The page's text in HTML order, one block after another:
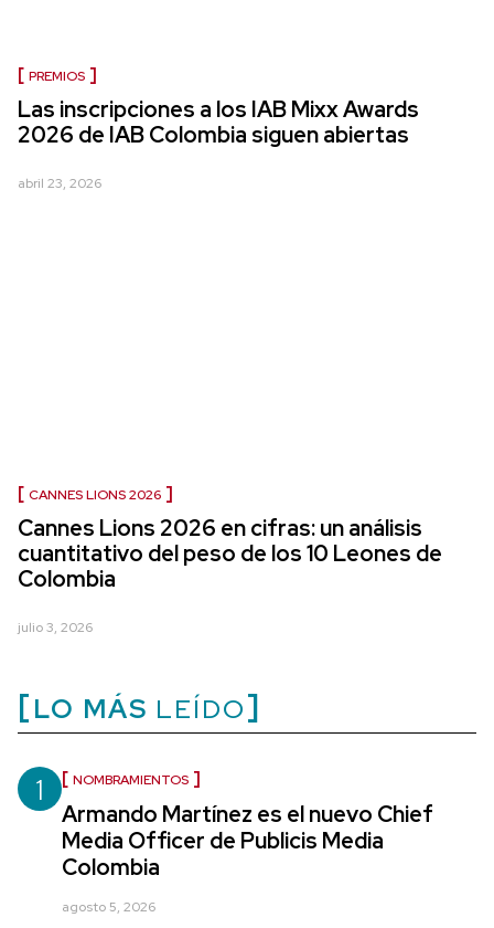
PREMIOS
Las inscripciones a los IAB Mixx Awards
2026 de IAB Colombia siguen abiertas
abril 23, 2026
CANNES LIONS 2026
Cannes Lions 2026 en cifras: un análisis
cuantitativo del peso de los 10 Leones de
Colombia
julio 3, 2026
LO MÁS LEÍDO
1 NOMBRAMIENTOS
Armando Martínez es el nuevo Chief
Media Officer de Publicis Media
Colombia
agosto 5, 2026